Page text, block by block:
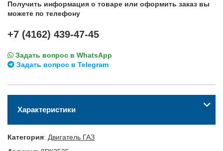
Получить информация о товаре или оформить заказ вы
можете по телефону
+7 (4162) 439-47-45
Задать вопрос в WhatsApp
Задать вопрос в Telegram
Характеристики
Категория: Двигатель ГАЗ